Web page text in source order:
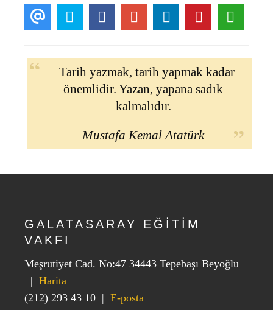
Tarih yazmak, tarih yapmak kadar
önemlidir. Yazan, yapana sadık
kalmalıdır.
Mustafa Kemal Atatürk
GALATASARAY EĞİTİM
VAKFI
Meşrutiyet Cad. No:47 34443 Tepebaşı Beyoğlu
| Harita
(212) 293 43 10 | E-posta